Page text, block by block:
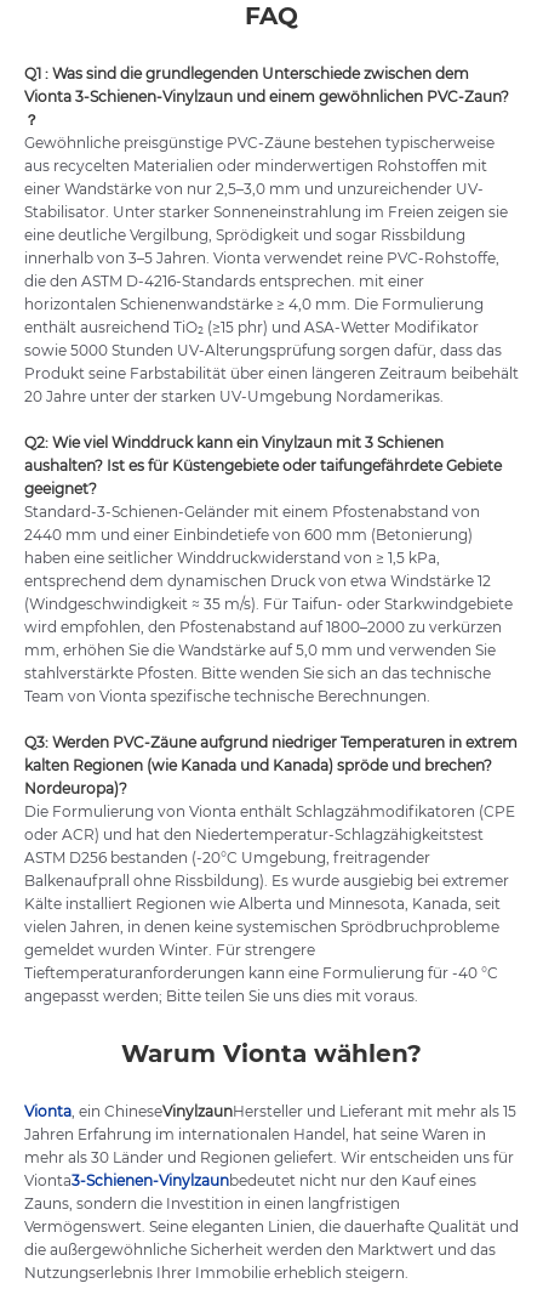
FAQ
Q1 : Was sind die grundlegenden Unterschiede zwischen dem
Vionta 3-Schienen-Vinylzaun und einem gewöhnlichen PVC-Zaun?
？
Gewöhnliche preisgünstige PVC-Zäune bestehen typischerweise
aus recycelten Materialien oder minderwertigen Rohstoffen mit
einer Wandstärke von nur 2,5–3,0 mm und unzureichender UV-
Stabilisator. Unter starker Sonneneinstrahlung im Freien zeigen sie
eine deutliche Vergilbung, Sprödigkeit und sogar Rissbildung
innerhalb von 3–5 Jahren. Vionta verwendet reine PVC-Rohstoffe,
die den ASTM D-4216-Standards entsprechen. mit einer
horizontalen Schienenwandstärke ≥ 4,0 mm. Die Formulierung
enthält ausreichend TiO₂ (≥15 phr) und ASA-Wetter Modifikator
sowie 5000 Stunden UV-Alterungsprüfung sorgen dafür, dass das
Produkt seine Farbstabilität über einen längeren Zeitraum beibehält
20 Jahre unter der starken UV-Umgebung Nordamerikas.
Q2: Wie viel Winddruck kann ein Vinylzaun mit 3 Schienen
aushalten? Ist es für Küstengebiete oder taifungefährdete Gebiete
geeignet?
Standard-3-Schienen-Geländer mit einem Pfostenabstand von
2440 mm und einer Einbindetiefe von 600 mm (Betonierung)
haben eine seitlicher Winddruckwiderstand von ≥ 1,5 kPa,
entsprechend dem dynamischen Druck von etwa Windstärke 12
(Windgeschwindigkeit ≈ 35 m/s). Für Taifun- oder Starkwindgebiete
wird empfohlen, den Pfostenabstand auf 1800–2000 zu verkürzen
mm, erhöhen Sie die Wandstärke auf 5,0 mm und verwenden Sie
stahlverstärkte Pfosten. Bitte wenden Sie sich an das technische
Team von Vionta spezifische technische Berechnungen.
Q3: Werden PVC-Zäune aufgrund niedriger Temperaturen in extrem
kalten Regionen (wie Kanada und Kanada) spröde und brechen?
Nordeuropa)?
Die Formulierung von Vionta enthält Schlagzähmodifikatoren (CPE
oder ACR) und hat den Niedertemperatur-Schlagzähigkeitstest
ASTM D256 bestanden (-20°C Umgebung, freitragender
Balkenaufprall ohne Rissbildung). Es wurde ausgiebig bei extremer
Kälte installiert Regionen wie Alberta und Minnesota, Kanada, seit
vielen Jahren, in denen keine systemischen Sprödbruchprobleme
gemeldet wurden Winter. Für strengere
Tieftemperaturanforderungen kann eine Formulierung für -40 °C
angepasst werden; Bitte teilen Sie uns dies mit voraus.
Warum Vionta wählen?
Vionta, ein ChineseVinylzaunHersteller und Lieferant mit mehr als 15
Jahren Erfahrung im internationalen Handel, hat seine Waren in
mehr als 30 Länder und Regionen geliefert. Wir entscheiden uns für
Vionta3-Schienen-Vinylzaunbedeutet nicht nur den Kauf eines
Zauns, sondern die Investition in einen langfristigen
Vermögenswert. Seine eleganten Linien, die dauerhafte Qualität und
die außergewöhnliche Sicherheit werden den Marktwert und das
Nutzungserlebnis Ihrer Immobilie erheblich steigern.